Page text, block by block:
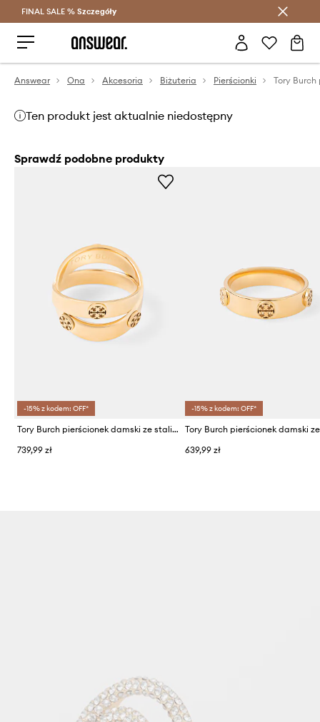
Oszczędzaj z Answear Club >
FINAL SALE % Szczegóły
Answear Ona Akcesoria Biżuteria Pierścionki
Ten produkt jest aktualnie niedostępny
Sprawdź podobne produkty
-15% z kodem: OFF*
Tory Burch pierścionek damski ze stali nierdzewnej Icon
739,99 zł
-15% z kodem: OFF*
639,99 zł